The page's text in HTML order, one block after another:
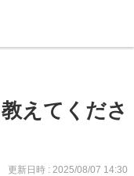
えてくださ
更新日時 : 2025/08/07 14:30